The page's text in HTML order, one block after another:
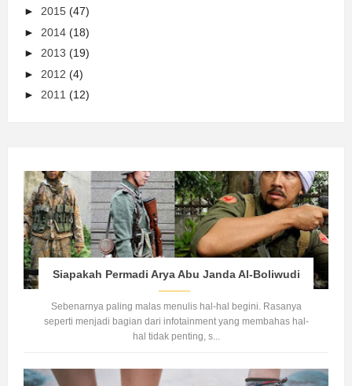
► 2015 (47)
► 2014 (18)
► 2013 (19)
► 2012 (4)
► 2011 (12)
Siapakah Permadi Arya Abu Janda Al-Boliwudi
Sebenarnya paling malas menulis hal-hal begini. Rasanya
seperti menjadi bagian dari infotainment yang membahas hal-
hal tidak penting, s...